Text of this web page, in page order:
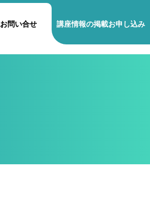
お問い合せ 講座情報の掲載お申し込み